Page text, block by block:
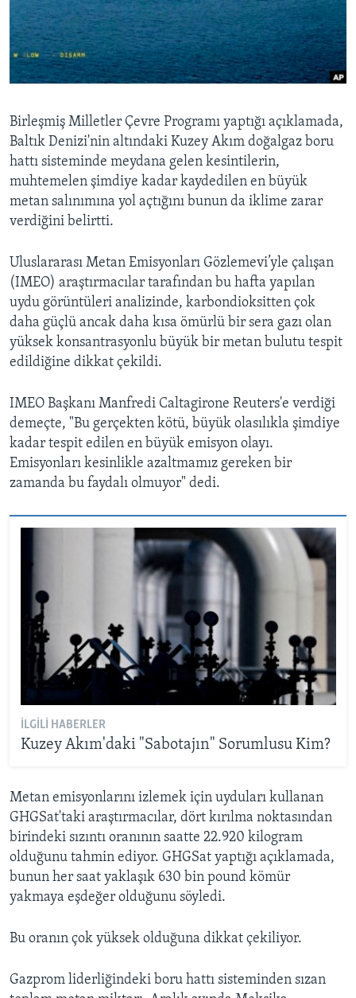
HAYATTAN
SANAT
BIZI TAKIP EDIN
Diller
Birleşmiş Milletler Çevre Programı yaptığı açıklamada,
Baltık Denizi'nin altındaki Kuzey Akım doğalgaz boru
hattı sisteminde meydana gelen kesintilerin,
muhtemelen şimdiye kadar kaydedilen en büyük
metan salınımına yol açtığını bunun da iklime zarar
verdiğini belirtti.
Uluslararası Metan Emisyonları Gözlemevi’yle çalışan
(IMEO) araştırmacılar tarafından bu hafta yapılan
uydu görüntüleri analizinde, karbondioksitten çok
daha güçlü ancak daha kısa ömürlü bir sera gazı olan
yüksek konsantrasyonlu büyük bir metan bulutu tespit
edildiğine dikkat çekildi.
IMEO Başkanı Manfredi Caltagirone Reuters'e verdiği
demeçte, "Bu gerçekten kötü, büyük olasılıkla şimdiye
kadar tespit edilen en büyük emisyon olayı.
Emisyonları kesinlikle azaltmamız gereken bir
zamanda bu faydalı olmuyor" dedi.
İLGILI HABERLER
Kuzey Akım'daki "Sabotajın" Sorumlusu Kim?
Metan emisyonlarını izlemek için uyduları kullanan
GHGSat'taki araştırmacılar, dört kırılma noktasından
birindeki sızıntı oranının saatte 22.920 kilogram
olduğunu tahmin ediyor. GHGSat yaptığı açıklamada,
bunun her saat yaklaşık 630 bin pound kömür
yakmaya eşdeğer olduğunu söyledi.
Bu oranın çok yüksek olduğuna dikkat çekiliyor.
Gazprom liderliğindeki boru hattı sisteminden sızan